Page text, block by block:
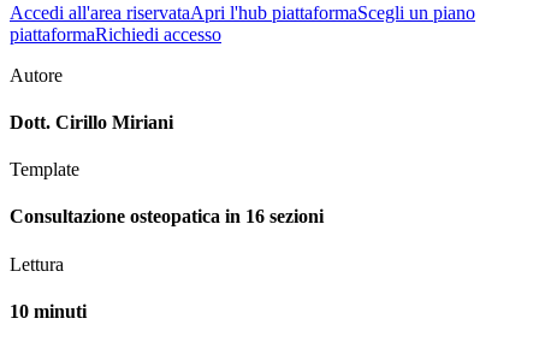
Accedi all'area riservataApri l'hub piattaformaScegli un piano
piattaformaRichiedi accesso
Autore
Dott. Cirillo Miriani
Template
Consultazione osteopatica in 16 sezioni
Lettura
10 minuti